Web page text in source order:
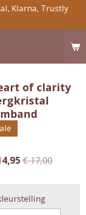
Klarna, Trustly
of clarity
€ 17,00